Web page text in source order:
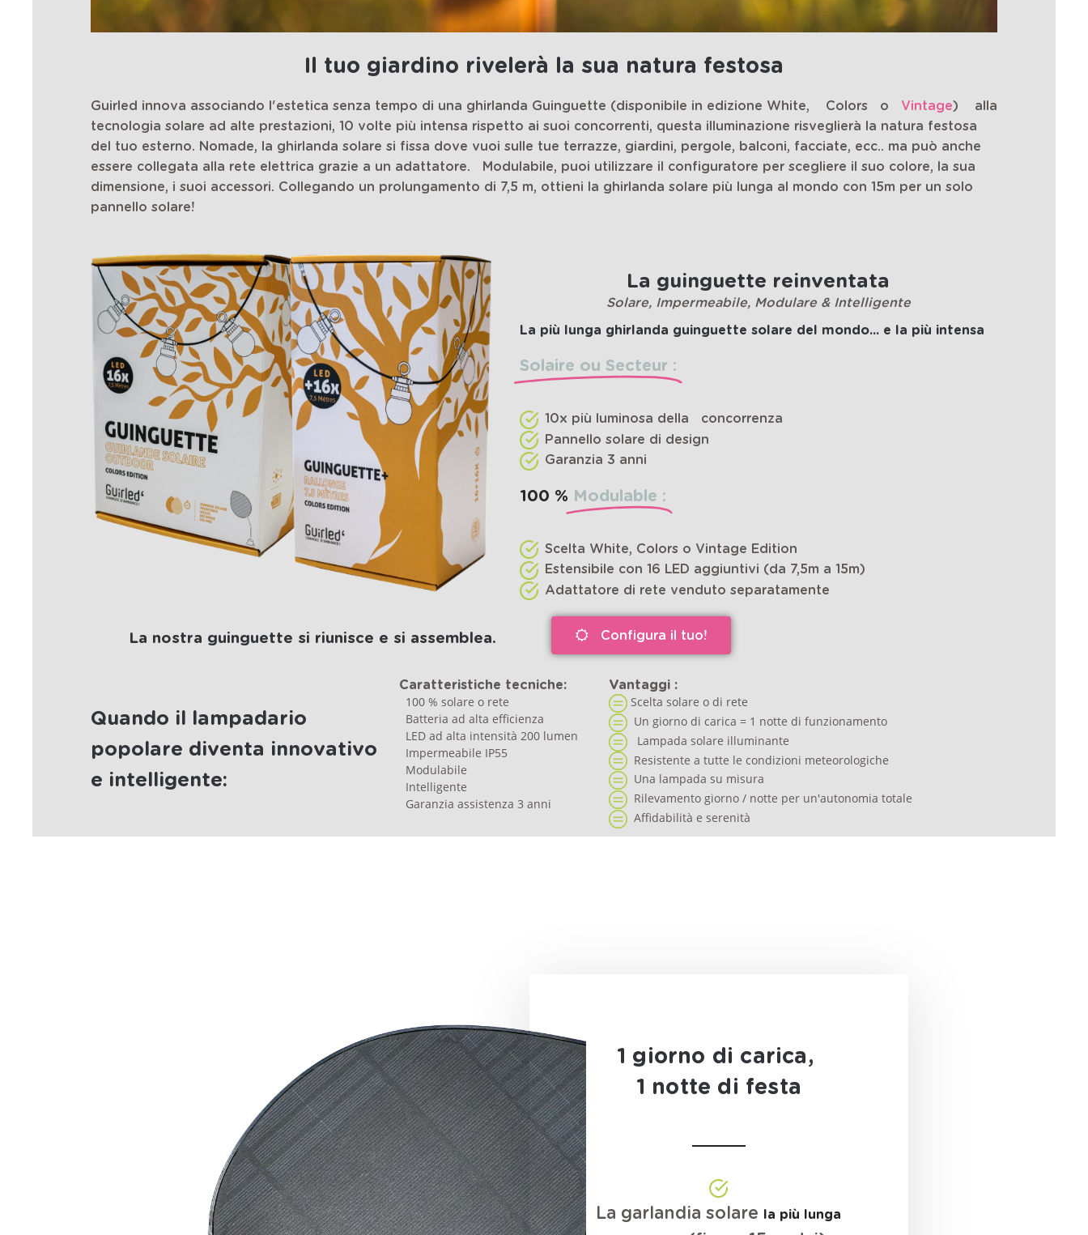
Il tuo giardino rivelerà la sua natura festosa
Guirled innova associando l'estetica senza tempo di una ghirlanda Guinguette (disponibile in edizione White, Colors o Vintage)
alla
tecnologia solare ad alte prestazioni, 10 volte più intensa rispetto ai suoi concorrenti, questa illuminazione risveglierà la natura festosa
del tuo esterno. Nomade, la ghirlanda solare si fissa dove vuoi sulle tue terrazze, giardini, pergole, balconi, facciate, ecc.. ma può anche
essere collegata alla rete elettrica grazie a un adattatore. Modulabile, puoi utilizzare il configuratore per scegliere il suo colore, la sua
dimensione, i suoi accessori. Collegando un prolungamento di 7,5 m, ottieni la ghirlanda solare più lunga al mondo con 15m per un solo
pannello solare!
La guinguette reinventata
Solare, Impermeabile, Modulare & Intelligente
La più lunga ghirlanda guinguette solare del mondo... e la più intensa
Solaire ou Secteur :
10x più luminosa della concorrenza
Pannello solare di design
Garanzia 3 anni
100 % Modulable :
Scelta White, Colors o Vintage Edition
Estensibile con 16 LED aggiuntivi (da 7,5m a 15m)
Adattatore di rete venduto separatamente
La nostra guinguette si riunisce e si assemblea. Configura il tuo!
Quando il lampadario
popolare diventa innovativo
e intelligente:
Caratteristiche tecniche:
100 % solare o rete
Batteria ad alta efficienza
LED ad alta intensità 200 lumen
Impermeabile IP55
Modulabile
Intelligente
Garanzia assistenza 3 anni
Vantaggi :
Scelta solare o di rete
Un giorno di carica = 1 notte di funzionamento
Lampada solare illuminante
Resistente a tutte le condizioni meteorologiche
Una lampada su misura
Rilevamento giorno / notte per un'autonomia totale
Affidabilità e serenità
1 giorno di carica,
1 notte di festa
La garlandia solare la più lunga